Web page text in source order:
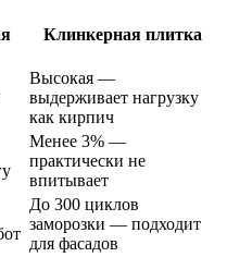
Клинкерная плитка
Высокая —
выдерживает нагрузку
как кирпич
Менее 3% —
практически не
впитывает
До 300 циклов
заморозки — подходит
для фасадов